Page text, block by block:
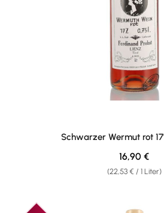
Schwarzer Wermut rot
(22,53 € / 1 Liter)
Regulärer
16,90 €